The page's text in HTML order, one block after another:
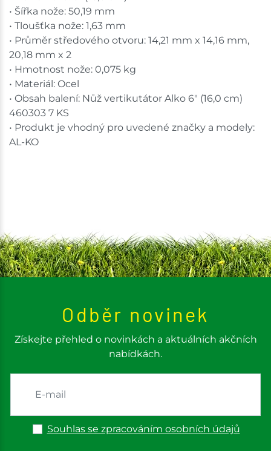
• Šířka nože: 50,19 mm
• Tloušťka nože: 1,63 mm
• Průměr středového otvoru: 14,21 mm x 14,16 mm,
20,18 mm x 2
• Hmotnost nože: 0,075 kg
• Materiál: Ocel
• Obsah balení: Nůž vertikutátor Alko 6" (16,0 cm)
460303 7 KS
• Produkt je vhodný pro uvedené značky a modely:
AL-KO
Odběr novinek
Získejte přehled o novinkách a aktuálních akčních
nabídkách.
Souhlas se zpracováním osobních údajů